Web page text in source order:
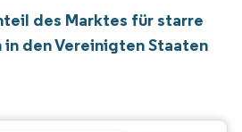
des Marktes für starre
in den Vereinigten Staaten